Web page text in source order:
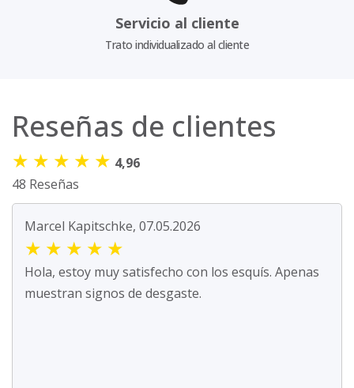
Servicio al cliente
Trato individualizado al cliente
Reseñas de clientes
★ ★ ★ ★ ★ 4,96
48 Reseñas
Marcel Kapitschke, 07.05.2026
★ ★ ★ ★ ★
Hola, estoy muy satisfecho con los esquís. Apenas
muestran signos de desgaste.